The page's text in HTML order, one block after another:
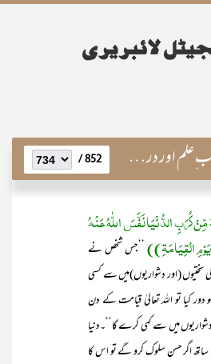
وتدریس کی فضیلت 852 /
کُرَبِ الدُّنْیَا نَفَّسَ اللّٰہُ عَنْہُ
الْقِیَامَۃِ)) ’’جس شخص نے
سختیوں (اور دشواریوں)میں سے کسی
دور کیا تو اللہ تعالیٰ قیامت کے دن
میں سے کمی کرے گا‘‘۔دنیا
اگر حسن سلوک کرو گے تو اس کا